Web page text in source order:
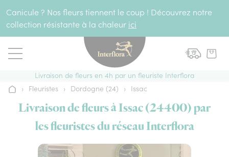
Canicule ? Nos fleurs tiennent le coup ! Découvrez notre
collection résistante à la chaleur ici
Livraison de fleurs en 4h par un fleuriste Interflora
Accueil
› Fleuristes › Dordogne (24) › Issac
Livraison de fleurs à Issac (24400) par
les fleuristes du réseau Interflora